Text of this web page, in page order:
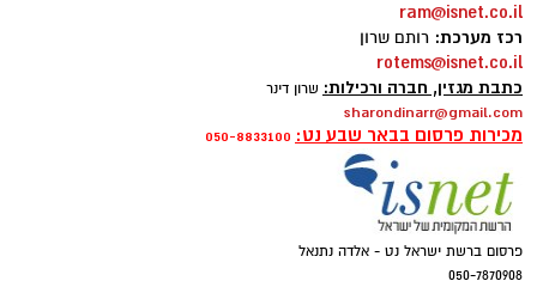
ram@isnet.co.il
רכז מערכת: רותם שרון
rotems@isnet.co.il
כתבת מגזין, חברה ורכילות: שרון דינר
sharondinarr@gmail.com
מכירות פרסום בבאר שבע נט: 050-8833100
פרסום ברשת ישראל נט - אלדה נתנאל
050-7870908